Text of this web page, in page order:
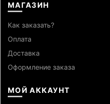
МАГАЗИН
Как заказать?
Оплата
Доставка
Оформление заказа
МОЙ АККАУНТ